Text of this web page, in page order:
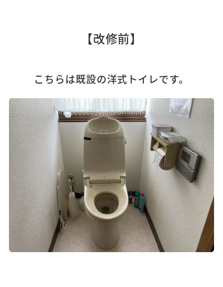
【改修前】
こちらは既設の洋式トイレです。